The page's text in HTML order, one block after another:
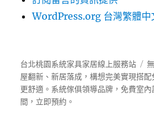
WordPress.org 台灣繁體中
台北桃園系統家具家居線上服務站
屋翻新、新居落成，構想完美實現搭
更舒適。 系統傢俱領導品牌，免費室
間，立即預約。